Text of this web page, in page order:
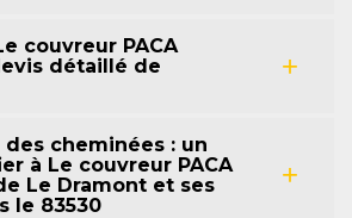
couvreur PACA
détaillé de
des cheminées : un
à Le couvreur PACA
Le Dramont et ses
le 83530